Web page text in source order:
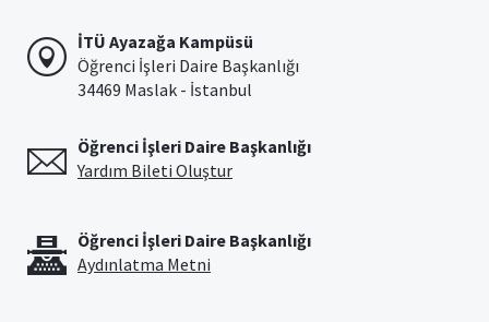
İTÜ Ayazağa Kampüsü
Öğrenci İşleri Daire Başkanlığı
34469 Maslak - İstanbul
Öğrenci İşleri Daire Başkanlığı
Yardım Bileti Oluştur
Öğrenci İşleri Daire Başkanlığı
Aydınlatma Metni